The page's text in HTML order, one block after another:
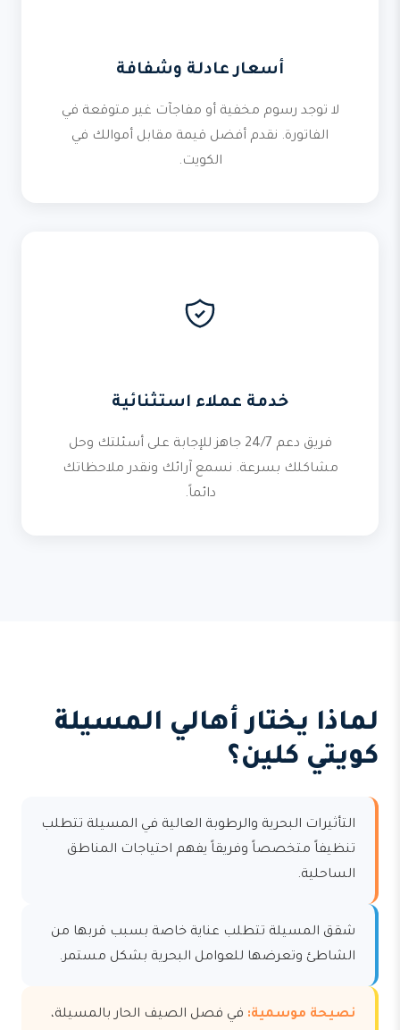
أسعار عادلة وشفافة
لا توجد رسوم مخفية أو مفاجآت غير متوقعة في
الفاتورة. نقدم أفضل قيمة مقابل أموالك في
الكويت.
خدمة عملاء استثنائية
فريق دعم 24/7 جاهز للإجابة على أسئلتك وحل
مشاكلك بسرعة. نسمع آرائك ونقدر ملاحظاتك
دائماً.
لماذا يختار أهالي المسيلة
كويتي كلين؟
التأثيرات البحرية والرطوبة العالية في المسيلة تتطلب
تنظيفاً متخصصاً وفريقاً يفهم احتياجات المناطق
الساحلية.
شقق المسيلة تتطلب عناية خاصة بسبب قربها من
الشاطئ وتعرضها للعوامل البحرية بشكل مستمر.
نصيحة موسمية: في فصل الصيف الحار بالمسيلة،